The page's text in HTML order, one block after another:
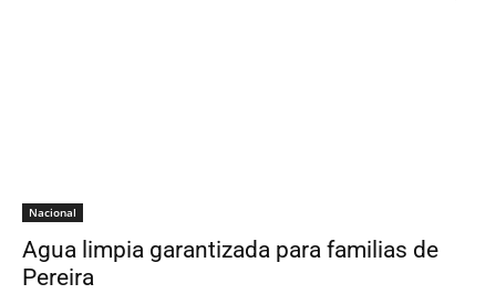
Nacional
Agua limpia garantizada para familias de
Pereira